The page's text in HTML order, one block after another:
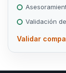
Validación
Validar